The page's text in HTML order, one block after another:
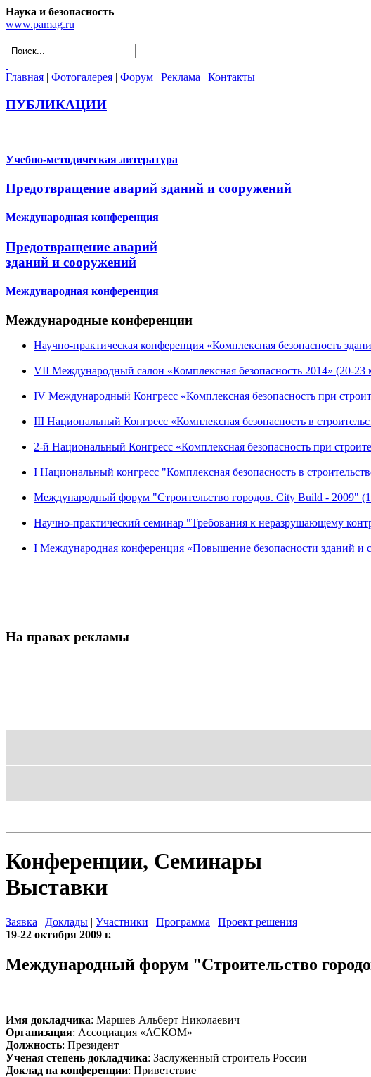
Наука и безопасность
www.pamag.ru
Главная | Фотогалерея | Форум | Реклама | Контакты
ПУБЛИКАЦИИ
Учебно-методическая литература
Предотвращение аварий зданий и сооружений
Международная конференция
Предотвращение аварий
зданий и сооружений
Международная конференция
Международные конференции
Научно-практическая конференция «Комплексная безопасность
VII Международный салон «Комплексная безопасность 2014» (20-23
IV Международный Конгресс «Комплексная безопасность при
III Национальный Конгресс «Комплексная безопасность в
2-й Национальный Конгресс «Комплексная безопасность при
I Национальный конгресс "Комплексная безопасность в
Международный форум "Строительство городов. City Build - 2009"
Научно-практический семинар "Требования к неразрушающему
I Международная конференция «Повышение безопасности зданий и
На правах рекламы
Конференции, Семинары
Выставки
Заявка | Доклады | Участники | Программа | Проект решения
19-22 октября 2009 г.
Международный форум "Строительство
Имя докладчика: Маршев Альберт Николаевич
Организация: Ассоциация «АСКОМ»
Должность: Президент
Ученая степень докладчика: Заслуженный строитель России
Доклад на конференции: Приветствие